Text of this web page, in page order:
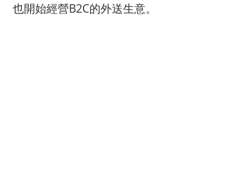
也開始經營B2C的外送生意。